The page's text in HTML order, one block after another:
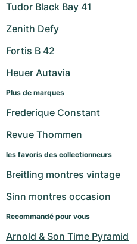
Tudor Black Bay 41
Zenith Defy
Fortis B 42
Heuer Autavia
Plus de marques
Frederique Constant
Revue Thommen
les favoris des collectionneurs
Breitling montres vintage
Sinn montres occasion
Recommandé pour vous
Arnold & Son Time Pyramid